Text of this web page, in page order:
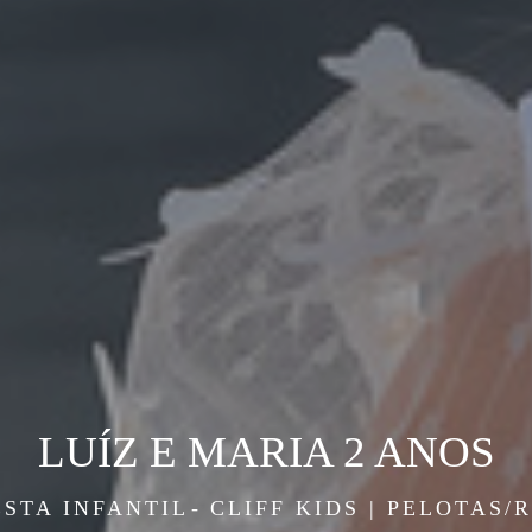
INFANTIL CLIFF KIDS | PELOTAS/
LUÍZ E MARIA 2 ANOS